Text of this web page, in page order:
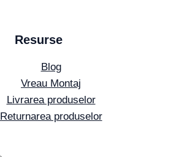
Resurse
Blog
Vreau Montaj
Livrarea produselor
Returnarea produselor